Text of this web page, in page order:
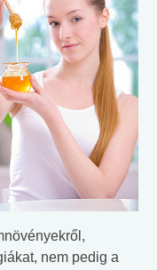
nem pedig a